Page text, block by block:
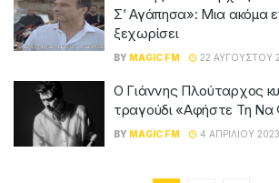
Σ’ Αγάπησα»: Μια ακόμα
ξεχωρίσει
BY MAGIC FM 22 ΑΥΓΟΎΣΤΟΥ
Ο Γιάννης Πλούταρχος
τραγούδι «Αφήστε Τη Να
BY MAGIC FM 4 ΑΠΡΙΛΊΟΥ 2023